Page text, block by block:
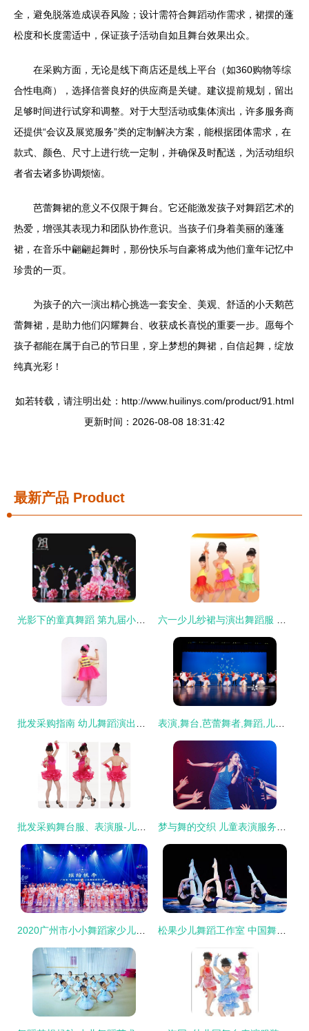
全，避免脱落造成误吞风险；设计需符合舞蹈动作需求，裙摆的蓬
松度和长度需适中，保证孩子活动自如且舞台效果出众。
在采购方面，无论是线下商店还是线上平台（如360购物等综
合性电商），选择信誉良好的供应商是关键。建议提前规划，留出
足够时间进行试穿和调整。对于大型活动或集体演出，许多服务商
还提供“会议及展览服务”类的定制解决方案，能根据团体需求，在
款式、颜色、尺寸上进行统一定制，并确保及时配送，为活动组织
者省去诸多协调烦恼。
芭蕾舞裙的意义不仅限于舞台。它还能激发孩子对舞蹈艺术的
热爱，增强其表现力和团队协作意识。当孩子们身着美丽的蓬蓬
裙，在音乐中翩翩起舞时，那份快乐与自豪将成为他们童年记忆中
珍贵的一页。
为孩子的六一演出精心挑选一套安全、美观、舒适的小天鹅芭
蕾舞裙，是助力他们闪耀舞台、收获成长喜悦的重要一步。愿每个
孩子都能在属于自己的节日里，穿上梦想的舞裙，自信起舞，绽放
纯真光彩！
如若转载，请注明出处：http://www.huilinys.com/product/91.html
更新时间：2026-08-08 18:31:42
最新产品 Product